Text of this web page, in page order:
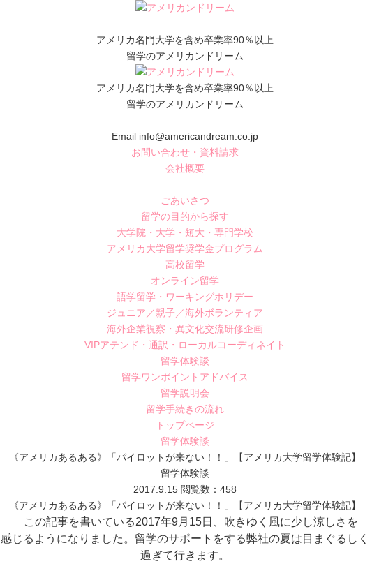
アメリカ名門大学を含め卒業率90％以上
留学のアメリカンドリーム
アメリカ名門大学を含め卒業率90％以上
留学のアメリカンドリーム
Email info@americandream.co.jp
お問い合わせ・資料請求
会社概要
ごあいさつ
留学の目的から探す
大学院・大学・短大・専門学校
アメリカ大学留学奨学金プログラム
高校留学
オンライン留学
語学留学・ワーキングホリデー
ジュニア／親子／海外ボランティア
海外企業視察・異文化交流研修企画
VIPアテンド・通訳・ローカルコーディネイト
留学体験談
留学ワンポイントアドバイス
留学説明会
留学手続きの流れ
トップページ
留学体験談
《アメリカあるある》「パイロットが来ない！！」【アメリカ大学留学体験記】
留学体験談
2017.9.15 閲覧数：458
《アメリカあるある》「パイロットが来ない！！」【アメリカ大学留学体験記】
この記事を書いている2017年9月15日、吹きゆく風に少し涼しさを
感じるようになりました。 留学のサポートをする弊社の夏は目まぐるしく
過ぎて行きます。